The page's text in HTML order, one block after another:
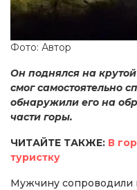
Фото: Автор
Он поднялся на
смог самостоятельно
обнаружили его на
части горы.
ЧИТАЙТЕ ТАКЖЕ: В
туристку
Мужчину сопроводили